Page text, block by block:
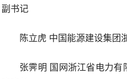
副书记
陈立虎 中国能源建设集团
张霁明 国网浙江省电力